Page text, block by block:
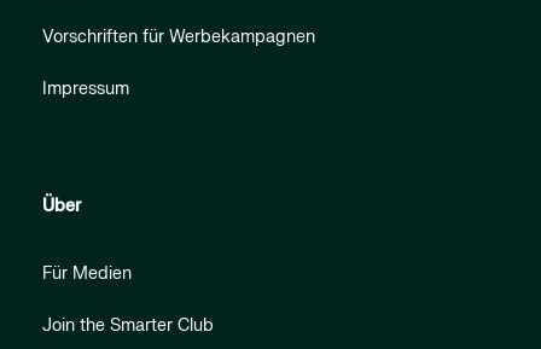
Vorschriften für Werbekampagnen
Impressum
Über
Für Medien
Join the Smarter Club